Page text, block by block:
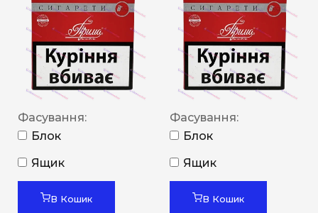
Фасування:
Блок
Ящик
В Кошик
Фасування:
Блок
Ящик
В Кошик